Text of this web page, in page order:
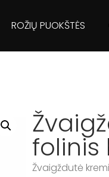
ROŽIŲ PUOKŠTĖS
Žvaigždutė